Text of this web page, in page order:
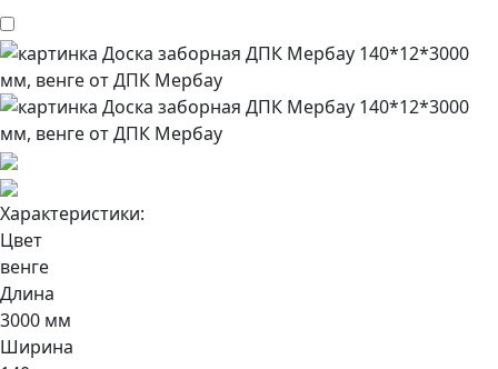
Характеристики:
Цвет
венге
Длина
3000 мм
Ширина